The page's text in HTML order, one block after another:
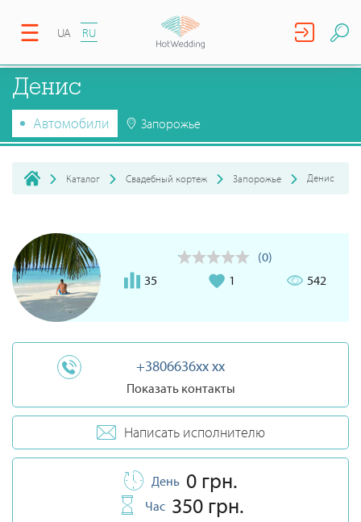
UA RU
Денис
Автомобили Запорожье
Каталог Свадебный кортеж Запорожье Денис
(0)
35
1 542
+3806636xx xx
Показать контакты
Написать исполнителю
День 0 грн.
Час 350 грн.